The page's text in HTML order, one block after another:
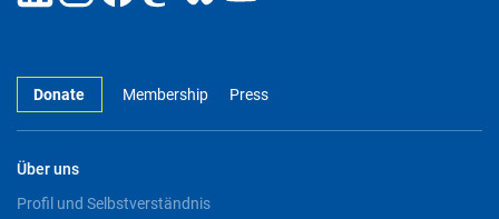
Donate Membership Press
Über uns
Profil und Selbstverständnis